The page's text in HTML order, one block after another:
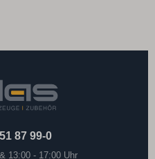
87 99-0
13:00 - 17:00 Uhr